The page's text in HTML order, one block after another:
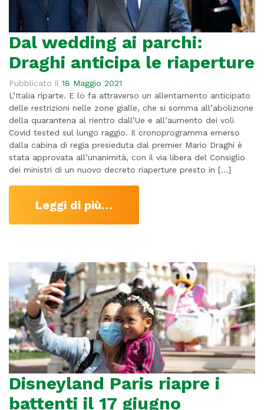
Dal wedding ai parchi:
Draghi anticipa le riaperture
Pubblicato il 18 Maggio 2021
L’Italia riparte. E lo fa attraverso un allentamento anticipato
delle restrizioni nelle zone gialle, che si somma all’abolizione
della quarantena al rientro dall’Ue e all’aumento dei voli
Covid tested sul lungo raggio. Il cronoprogramma emerso
dalla cabina di regia presieduta dal premier Mario Draghi è
stata approvata all’unanimità, con il via libera del Consiglio
dei ministri di un nuovo decreto riaperture presto in […]
Leggi di più…
Disneyland Paris riapre i
battenti il 17 giugno